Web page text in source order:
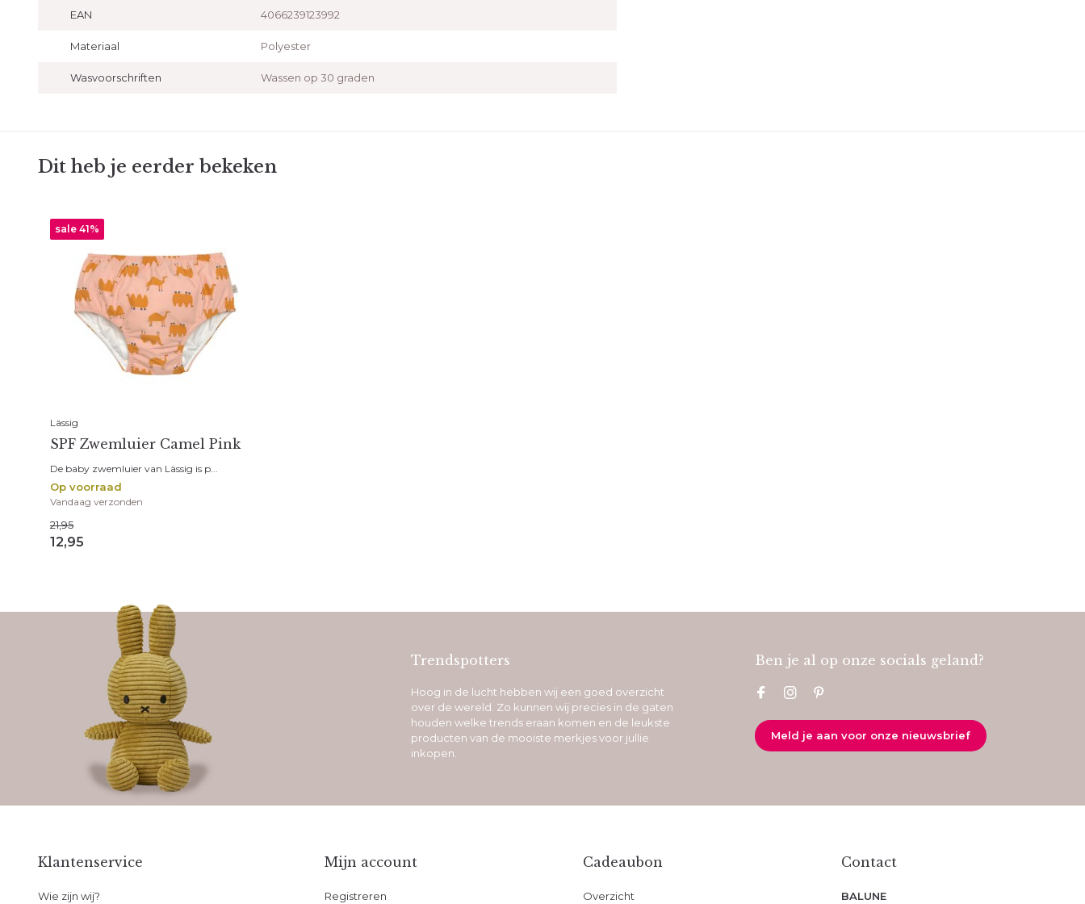
EAN 4066239123992
Materiaal Polyester
Wasvoorschriften Wassen op 30 graden
Dit heb je eerder bekeken
sale 41%
Lässig
SPF Zwemluier Camel Pink
De baby zwemluier van Lässig is p...
Op voorraad
Vandaag verzonden
21,95
12,95
Trendspotters
Hoog in de lucht hebben wij een goed overzicht
over de wereld. Zo kunnen wij precies in de gaten
houden welke trends eraan komen en de leukste
producten van de mooiste merkjes voor jullie
inkopen.
Ben je al op onze socials geland?
Meld je aan voor onze nieuwsbrief
Klantenservice
Wie zijn wij?
Mijn account
Registreren
Cadeaubon
Overzicht
Contact
BALUNE